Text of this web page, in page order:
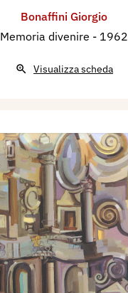
Bonaffini Giorgio
Memoria divenire - 1962
Visualizza scheda